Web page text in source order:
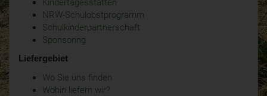
Kindertagesstätten
NRW-Schulobstprogramm
Schulkinderpartnerschaft
Sponsoring
Liefergebiet
Wo Sie uns finden
Wohin liefern wir?